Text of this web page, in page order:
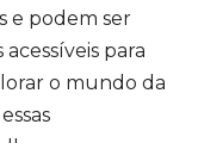
e podem ser
para
o mundo da